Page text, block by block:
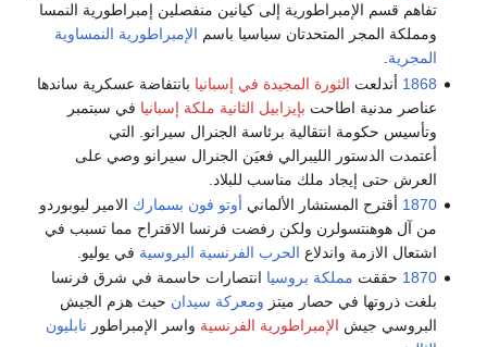
تفاهم قسم الإمبراطورية إلى كيانين منفصلين إمبراطورية النمسا
ومملكة المجر المتحدتان سياسيا باسم الإمبراطورية النمساوية
المجرية
1868 أندلعت الثورة المجيدة في إسبانيا بانتفاضة عسكرية ساندها
عناصر مدنية اطاحت بإيزابيل الثانية ملكة إسبانيا في سبتمبر
وتأسيس حكومة انتقالية برئاسة الجنرال سيرانو. التي
أعتمدت الدستور الليبرالي فعيَن الجنرال سيرانو وصي على
العرش حتى إيجاد ملك مناسب للبلاد.
1870 أقترح المستشار الألماني أوتو فون بسمارك الامير ليوبوردو
من آل هوهنتسولرن ولكن رفضت فرنسا الاقتراح مما تسبب في
اشتعال الازمة واندلاع الحرب الفرنسية البروسية في يوليو.
1870 حققت مملكة بروسيا انتصارات حاسمة في شرق فرنسا
بلغت ذروتها في حصار ميتز ومعركة سيدان حيث هزم الجيش
البروسي جيش الإمبراطورية الفرنسية واسر الإمبراطور نابليون